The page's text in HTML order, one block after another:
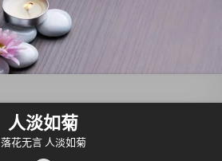
人淡如菊
落花无言 人淡如菊